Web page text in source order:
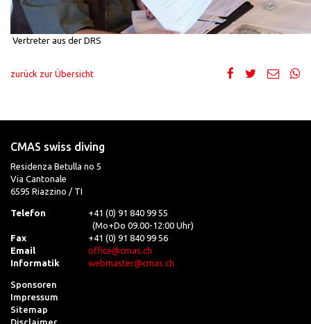
Vertreter aus der DRS
zurück zur Übersicht
CMAS swiss diving
Residenza Betulla no 5
Via Cantonale
6595 Riazzino / TI
Telefon
+41 (0) 91 840 99 55
(Mo+Do 09.00-12:00 Uhr)
Fax
+41 (0) 91 840 99 56
Email
office@cmas.ch
Informatik
webmaster@cmas.ch
Sponsoren
Impressum
Sitemap